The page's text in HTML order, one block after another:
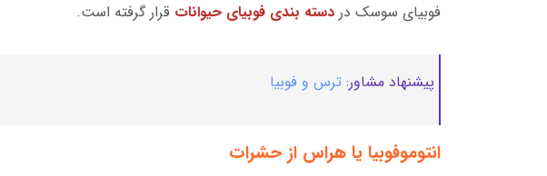
فوبیای سوسک در دسته بندی فوبیای حیوانات قرار گرفته است.
پیشنهاد مشاور: ترس و فوبیا
انتوموفوبیا یا هراس از حشرات